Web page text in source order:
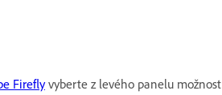
Fireflyvyberte z levého panelu možnost